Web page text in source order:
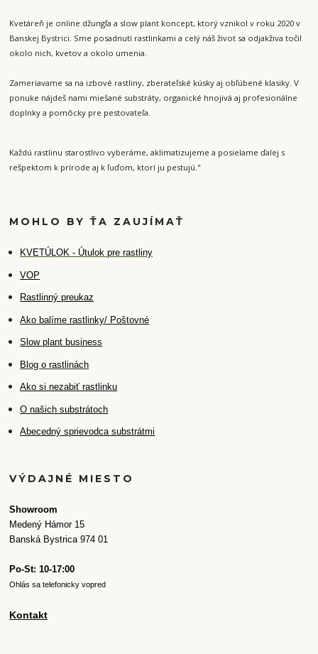
Kvetáreň je online džungľa a slow plant koncept, ktorý vznikol v roku 2020 v
Banskej Bystrici. Sme posadnutí rastlinkami a celý náš život sa odjakživa točil
okolo nich, kvetov a okolo umenia.
Zameriavame sa na izbové rastliny, zberateľské kúsky aj obľúbené klasiky. V
ponuke nájdeš nami miešané substráty, organické hnojivá aj profesionálne
doplnky a pomôcky pre pestovateľa.
Každú rastlinu starostlivo vyberáme, aklimatizujeme a posielame ďalej s
rešpektom k prírode aj k ľuďom, ktorí ju pestujú."
MOHLO BY ŤA ZAUJÍMAŤ
KVETÚLOK - Útulok pre rastliny
VOP
Rastlinný preukaz
Ako balíme rastlinky/ Poštovné
Slow plant business
Blog o rastlinách
Ako si nezabiť rastlinku
O našich substrátoch
Abecedný sprievodca substrátmi
VÝDAJNÉ MIESTO
Showroom
Medený Hámor 15
Banská Bystrica 974 01
Po-St: 10-17:00
Ohlás sa telefonicky vopred
Kontakt